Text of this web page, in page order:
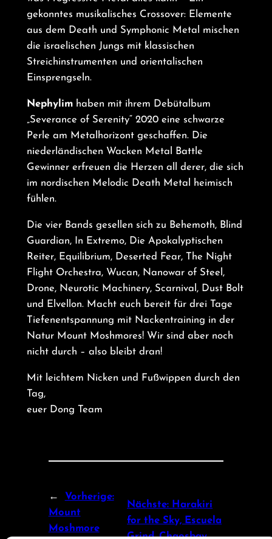
gekonntes musikalisches Crossover: Elemente
aus dem Death und Symphonic Metal mischen
die israelischen Jungs mit klassischen
Streichinstrumenten und orientalischen
Einsprengseln.
Nephylimhaben mit ihrem Debütalbum
„Severance of Serenity“ 2020 eine schwarze
Perle am Metalhorizont geschaffen. Die
niederländischen Wacken Metal Battle
Gewinner erfreuen die Herzen all derer, die sich
im nordischen Melodic Death Metal heimisch
fühlen.
Die vier Bands gesellen sich zu Behemoth, Blind
Guardian, In Extremo, Die Apokalyptischen
Reiter, Equilibrium, Deserted Fear, The Night
Flight Orchestra, Wucan, Nanowar of Steel,
Drone, Neurotic Machinery, Scarnival, Dust Bolt
und Elvellon. Macht euch bereit für drei Tage
Tiefenentspannung mit Nackentraining in der
Natur Mount Moshmores! Wir sind aber noch
nicht durch – also bleibt dran!
Mit leichtem Nicken und Fußwippen durch den
Tag,
euer Dong Team
←
Vorherige:
Mount
Moshmore
Nächste: Harakiri
for the Sky, Escuela
Grind, Chaosbay,